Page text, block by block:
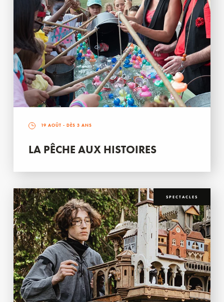
19 AOÛT - DÈS 3 ANS
LA PÊCHE AUX HISTOIRES
SPECTACLES